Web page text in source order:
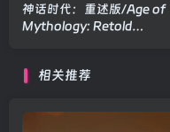
神话时代：重述版/Age of
Mythology: Retold
相关推荐